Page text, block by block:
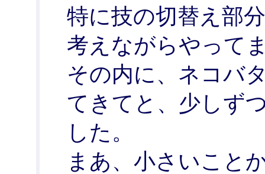
特に技の切替え部
考えながらやって
その内に、ネコバ
てきてと、少しず
した。
まあ、小さいこと